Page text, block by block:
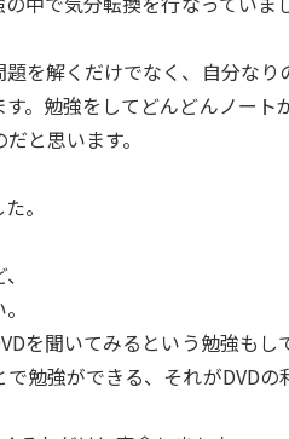
を解くだけでなく、自分なり
。勉強をしてどんどんノート
と思います。
。
を聞いてみるという勉強もし
勉強ができる、それがDVDの